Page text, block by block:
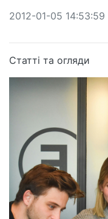
2012-01-05 14:53:59
Статті та огляди